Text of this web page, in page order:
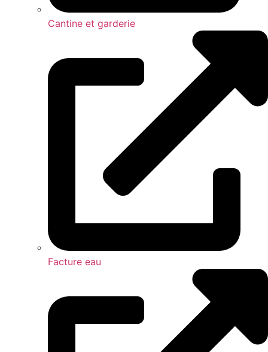
Cantine et garderie
Facture eau